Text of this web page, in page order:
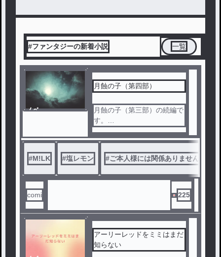
#ファンタジーの新着小説 一覧
ノベ
月蝕の子（第四部）
月蝕の子（第三部）の続編で
す。
M!LKのメンバー５人をモチ
ーフとした本格長編ダークフ
ァンタジー。
主人公ジントと幼馴染のダイ
チを中心に、光と闇、魔法と
魔物が対峙する世界で、五人
M!LKさんやBLにあまり興味
タジー小説として読んで頂け
る作品になっています。
#M!LK #塩レモン #ご本人様には関係ありません
comi 225
アーリーレッドをミミはまだ
知らない